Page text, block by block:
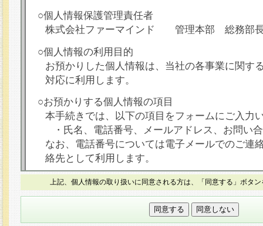
○個人情報保護管理責任者
株式会社ファーマインド 管理本部 総務部
○個人情報の利用目的
お預かりした個人情報は、当社の各事業に関す
対応に利用します。
○お預かりする個人情報の項目
本手続きでは、以下の項目をフォームにご入力
・氏名、電話番号、メールアドレス、お問い
なお、電話番号については電子メールでのご連
絡先として利用します。
○本人が容易に認識できない方法による個人情報
本フォームでは、セッション管理のためCookie
○個人情報の第三者提供について
上記、個人情報の取り扱いに同意される方は、「同意する」ボタ